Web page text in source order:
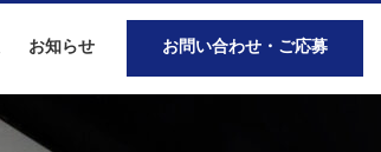
お知らせ お問い合わせ・ご応募